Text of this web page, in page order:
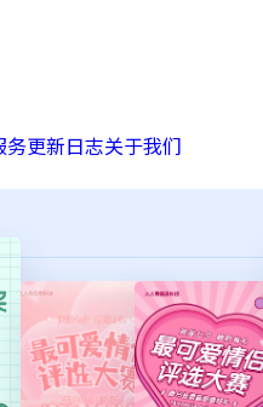
务更新日志关于我们